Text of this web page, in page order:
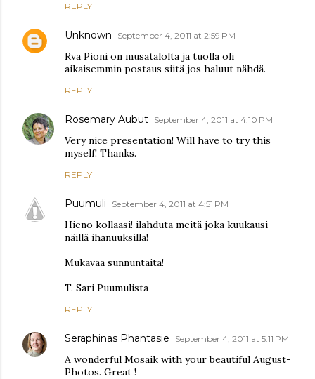
REPLY
Unknown September 4, 2011 at 2:59 PM
Rva Pioni on musatalolta ja tuolla oli
aikaisemmin postaus siitä jos haluut nähdä.
REPLY
Rosemary Aubut September 4, 2011 at 4:10 PM
Very nice presentation! Will have to try this
myself! Thanks.
REPLY
Puumuli September 4, 2011 at 4:51 PM
Hieno kollaasi! ilahduta meitä joka kuukausi
näillä ihanuuksilla!
Mukavaa sunnuntaita!
T. Sari Puumulista
REPLY
Seraphinas Phantasie September 4, 2011 at 5:11 PM
A wonderful Mosaik with your beautiful August-
Photos. Great !